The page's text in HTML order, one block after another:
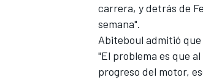
MÁS CATEGORÍAS
carrera, y detrás de
semana".
Abiteboul admitió
"El problema es que
progreso del motor,